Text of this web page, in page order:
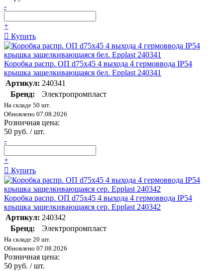
-
+
Купить
Коробка распр. ОП d75х45 4 выхода 4 гермоввода IP54
крышка защелкивающаяся бел. Epplast 240341
Артикул: 240341
Бренд:
Электропромпласт
На складе 50 шт.
Обновлено 07.08.2026
Розничная цена:
50 руб. / шт.
-
+
Купить
Коробка распр. ОП d75х45 4 выхода 4 гермоввода IP54
крышка защелкивающаяся сер. Epplast 240342
Артикул: 240342
Бренд:
Электропромпласт
На складе 20 шт.
Обновлено 07.08.2026
Розничная цена:
50 руб. / шт.